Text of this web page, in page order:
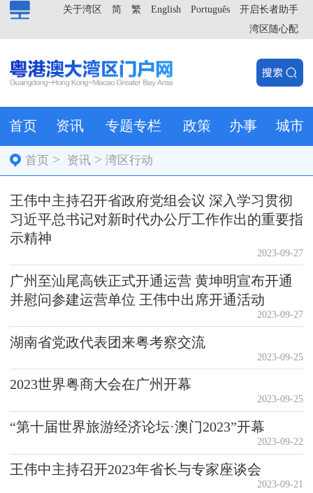
开启长者助手
Português
English
繁
简
关于湾区
湾区随心配
首页 资讯 专题专栏 政策 办事 城市
首页 > 资讯 >湾区行动
王伟中主持召开省政府党组会议 深入学习贯彻
习近平总书记对新时代办公厅工作作出的重要指
示精神
2023-09-27
广州至汕尾高铁正式开通运营 黄坤明宣布开通
并慰问参建运营单位 王伟中出席开通活动
2023-09-27
湖南省党政代表团来粤考察交流
2023-09-25
2023世界粤商大会在广州开幕
2023-09-25
“第十届世界旅游经济论坛·澳门2023”开幕
2023-09-22
王伟中主持召开2023年省长与专家座谈会
2023-09-21